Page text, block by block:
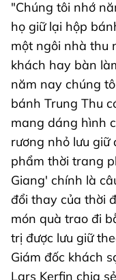
"Chúng tôi nhớ
họ giữ lại hộp
một ngôi nhà thu
khách hay bàn
năm nay chúng
bánh Trung Thu
mang dáng hình
rương nhỏ lưu
phẩm thời trang
Giang' chính là
đổi thay của thời
món quà trao đi
trị được lưu giữ
Giám đốc khách
Lars Kerfin chia